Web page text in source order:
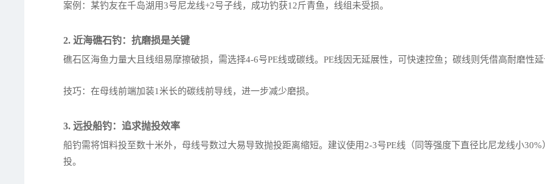
案例：某钓友在千岛湖用3号尼龙线+2号子线，成功钓获12斤青鱼，线组未受损。
2. 近海礁石钓：抗磨损是关键
礁石区海鱼力量大且线组易摩擦破损，需选择4-6号PE线或碳线。PE线因无延展性，可快速控鱼；碳线则凭借高耐磨性
技巧：在母线前端加装1米长的碳线前导线，进一步减少磨损。
3. 远投船钓：追求抛投效率
船钓需将饵料投至数十米外，母线号数过大易导致抛投距离缩短。建议使用2-3号PE线（同等强度下直径比尼龙线小
投。